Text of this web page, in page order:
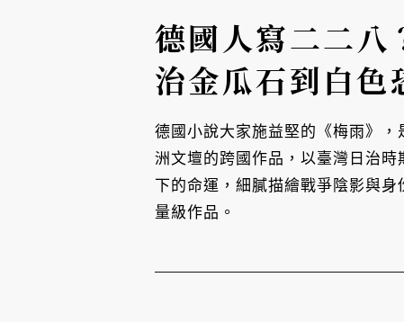
德國人寫二二八
治金瓜石到白色
德國小說大家施益堅的《梅雨》
洲文壇的跨國作品，以臺灣日治
下的命運，細膩描繪戰爭陰影與
量級作品。